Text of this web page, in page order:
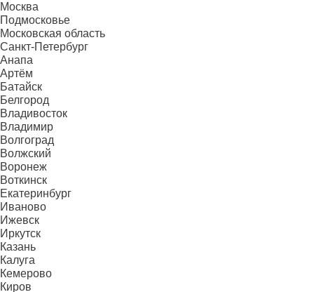
Москва
Подмосковье
Московская область
Санкт-Петербург
Анапа
Артём
Батайск
Белгород
Владивосток
Владимир
Волгоград
Волжский
Воронеж
Воткинск
Екатеринбург
Иваново
Ижевск
Иркутск
Казань
Калуга
Кемерово
Киров